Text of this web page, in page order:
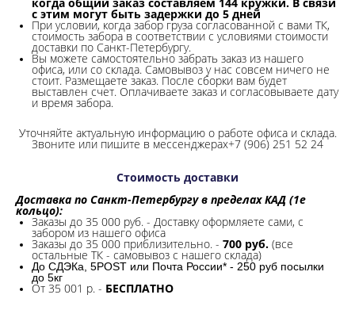
с этим могут быть задержки до 5 дней
При условии, когда забор груза согласованной с вами ТК,
стоимость забора в соответствии с условиями стоимости
доставки по Санкт-Петербургу.
Вы можете самостоятельно забрать заказ из нашего
офиса, или со склада. Самовывоз у нас совсем ничего не
стоит. Размещаете заказ. После сборки вам будет
выставлен счет. Оплачиваете заказ и согласовываете дату
и время забора.
Уточняйте актуальную информацию о работе офиса и склада.
Звоните или пишите в мессенджерах+7 (906) 251 52 24
Стоимость доставки
Доставка по Санкт-Петербургу в пределах КАД (1е
кольцо):
Заказы до 35 000 руб. - Доставку оформляете сами, с
забором из нашего офиса
Заказы до 35 000 приблизительно. - 700 руб. (все
остальные ТК - самовывоз с нашего склада)
До СДЭКа, 5POST или Почта России* - 250 руб посылки
до 5кг
От 35 001 р. - БЕСПЛАТНО